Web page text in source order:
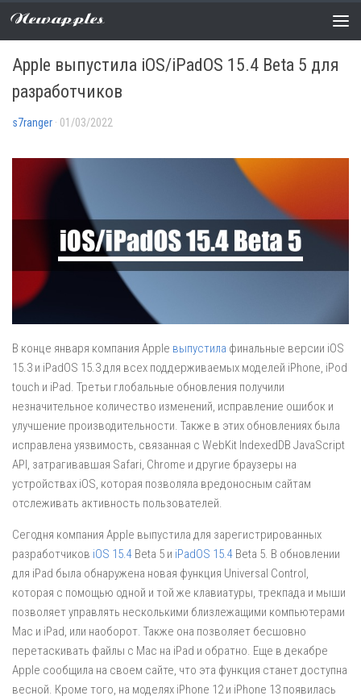
Newapples
НОВОСТИ/ПРОШИВКИ 0 COMMENTS
Apple выпустила iOS/iPadOS 15.4 Beta 5 для
разработчиков
s7ranger · 01/03/2022
В конце января компания Apple выпустила финальные версии iOS
15.3 и iPadOS 15.3 для всех поддерживаемых моделей iPhone, iPod
touch и iPad. Третьи глобальные обновления получили
незначительное количество изменений, исправление ошибок и
улучшение производительности. Также в этих обновлениях была
исправлена уязвимость, связанная с WebKit IndexedDB JavaScript
API, затрагивавшая Safari, Chrome и другие браузеры на
устройствах iOS, которая позволяла вредоносным сайтам
отслеживать активность пользователей.
Сегодня компания Apple выпустила для зарегистрированных
разработчиков iOS 15.4 Beta 5 и iPadOS 15.4 Beta 5. В обновлении
для iPad была обнаружена новая функция Universal Control,
которая с помощью одной и той же клавиатуры, трекпада и мыши
позволяет управлять несколькими близлежащими компьютерами
Mac и iPad, или наоборот. Также она позволяет бесшовно
перетаскивать файлы с Mac на iPad и обратно. Еще в декабре
Apple сообщила на своем сайте, что эта функция станет доступна
весной. Кроме того, на моделях iPhone 12 и iPhone 13 появилась